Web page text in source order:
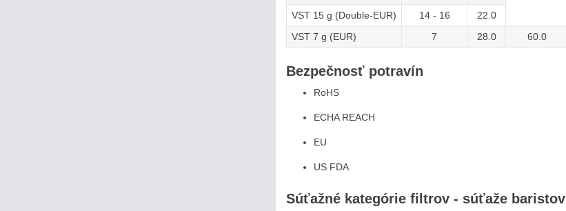
VST 15 g (Double-EUR)
14 - 16
22.0
VST 7 g (EUR)
7 28.0 60.0
Bezpečnosť potravín
RoHS
ECHA REACH
EU
US FDA
Súťažné kategórie filtrov - súťaže baristov